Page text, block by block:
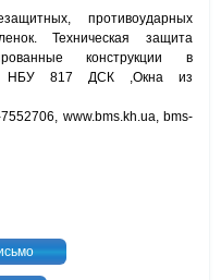
противоударных
Техническая защита
конструкции в
НБУ 817 ДСК ,Окна из
www.bms.kh.ua, bms-